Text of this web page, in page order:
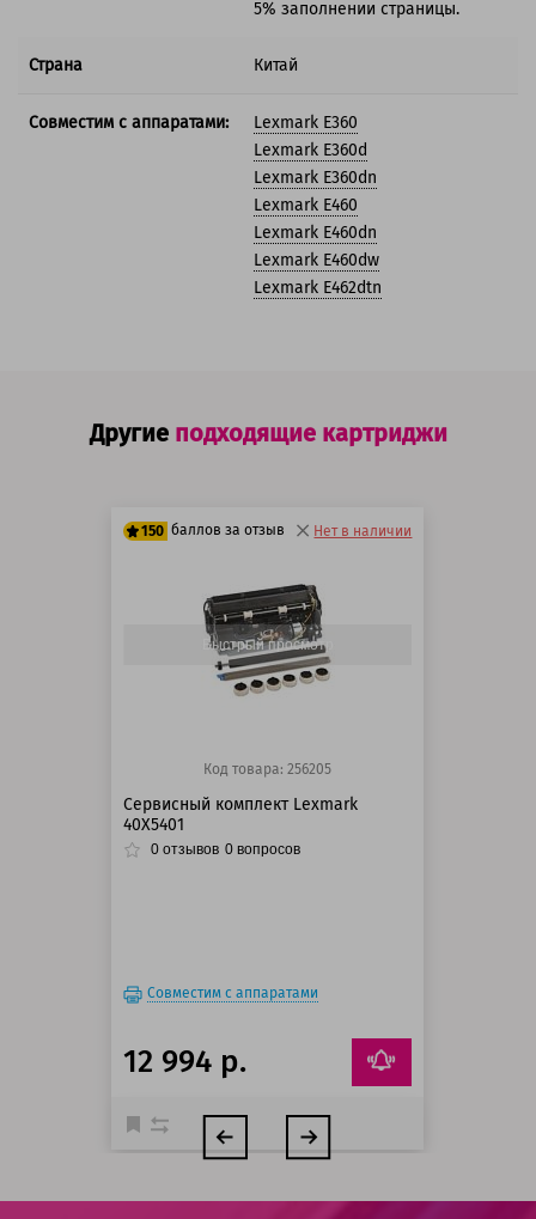
5% заполнении страницы.
Страна Китай
Совместим с аппаратами:
Lexmark E360
Lexmark E360d
Lexmark E360dn
Lexmark E460
Lexmark E460dn
Lexmark E460dw
Lexmark E462dtn
Другие подходящие картриджи
150 баллов за отзыв
125 баллов
150 баллов
Нет в наличии
Быстрый просмотр
Код товара: 256205
Сервисный комплект Lexmark
40X5401
0 отзывов 0 вопросов
Совместим с аппаратами
12 994 р.